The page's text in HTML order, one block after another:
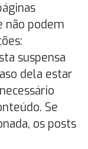
não podem
suspensa
dela estar
Se
os posts